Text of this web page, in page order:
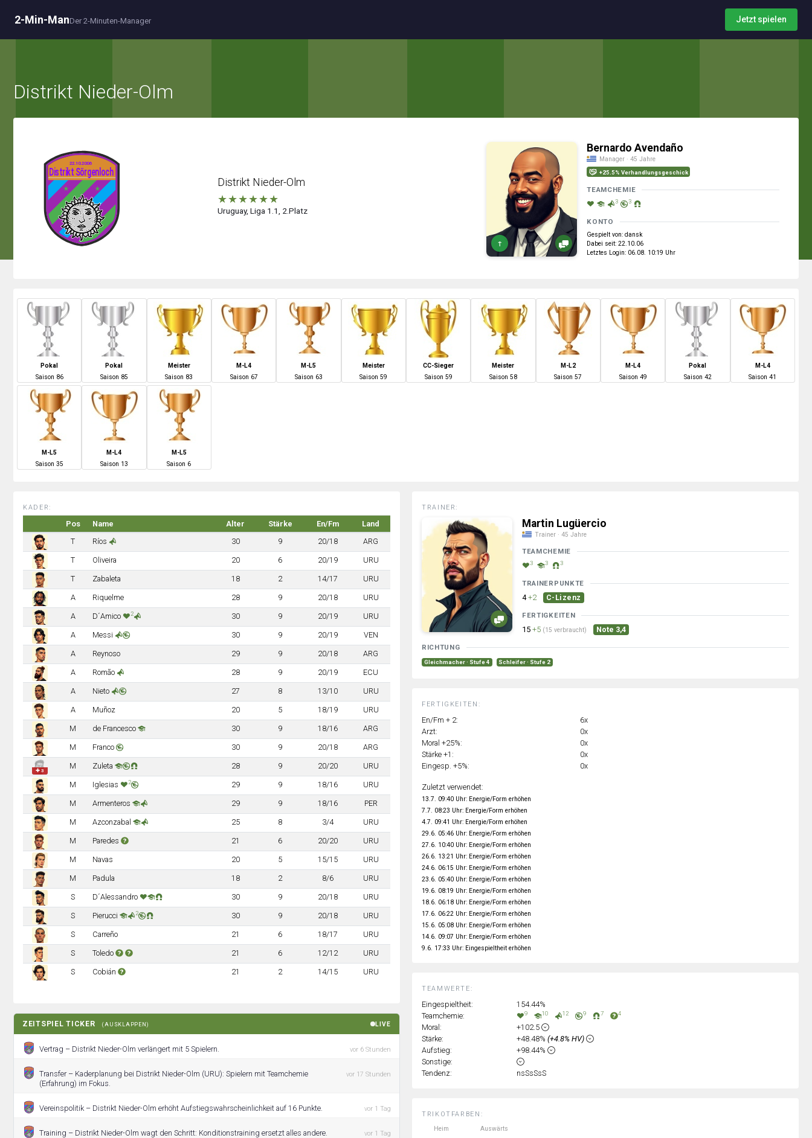
2-Min-ManDer 2-Minuten-Manager Jetzt spielen
Distrikt Nieder-Olm
Distrikt Nieder-Olm
★★★★★★
Uruguay, Liga 1.1, 2.Platz
↑
Bernardo Avendaño
Manager · 45 Jahre
+25.5% Verhandlungsgeschick
TEAMCHEMIE
3 3
KONTO
Gespielt von: dansk
Dabei seit: 22.10.06
Letztes Login: 06.08. 10:19 Uhr
Pokal
Saison 86
Pokal
Saison 85
Meister
Saison 83
M-L4
Saison 67
M-L5
Saison 63
Meister
Saison59
CC-Sieger
Saison 59
Meister
Saison 58
M-L2
Saison57
M-L4
Saison 49
Pokal
Saison 42
M-L4
Saison41
M-L5
Saison 35
M-L4
Saison 13
M-L5
Saison 6
KADER:
Pos Name Alter Stärke En/Fm
Land
T
Ríos 30 9 20/18 ARG
T Oliveira 20 6 20/19 URU
T Zabaleta 18 2 14/17 URU
A Riquelme 28 9 20/18 URU
A D´Amico 2 30 9 20/19 URU
A Messi 30 9 20/19 VEN
A Reynoso 29 9 20/18 ARG
A Romão 28 9 20/19 ECU
A Nieto 27 8 13/10 URU
A Muñoz 20 5 18/19 URU
M de Francesco 30 9 18/16 ARG
M Franco 30 9 20/18 ARG
✚ 3
M Zuleta 28 9 20/20 URU
M Iglesias 2 29 9 18/16 URU
M Armenteros 29 9 18/16 PER
M Azconzabal 25 8 3/4 URU
M Paredes 21 6 20/20 URU
M Navas 20 5 15/15 URU
M Padula 18 2 8/6 URU
S D´Alessandro 30 9 20/18 URU
S Pierucci 2 30 9 20/18 URU
S Carreño 21 6 18/17 URU
S Toledo 21 6 12/12 URU
S Cobián 21 2 14/15 URU
ZEITSPIEL TICKER (AUSKLAPPEN) LIVE
Vertrag – Distrikt Nieder-Olm verlängert mit 5 Spielern. vor 6 Stunden
Transfer – Kaderplanung bei Distrikt Nieder-Olm (URU): Spielern mit Teamchemie
(Erfahrung) im Fokus.
vor 17 Stunden
Vereinspolitik – Distrikt Nieder-Olm erhöht Aufstiegswahrscheinlichkeit auf 16 Punkte. vor 1 Tag
Training – Distrikt Nieder-Olm wagt den Schritt: Konditionstraining ersetzt alles andere. vor 1 Tag
TRIKOTFARBEN:
Heim
Auswärts
TEAMWERTE:
Eingespieltheit:
154.44%
Teamchemie:
9 10 12 9 7 4
Moral:
+102.5
Stärke:
+48.48% (+4.8% HV)
Aufstieg:
+98.44%
Sonstige:
Tendenz:
nsSsSsS
TRAINER:
Martin Lugüercio
Trainer · 45 Jahre
TEAMCHEMIE
3 3 3
TRAINERPUNKTE
4 +2 C-Lizenz
FERTIGKEITEN
15 +5 (15 verbraucht) Note 3,4
RICHTUNG
Gleichmacher · Stufe 4 Schleifer · Stufe 2
FERTIGKEITEN:
En/Fm + 2:
6x
Arzt:
0x
Moral +25%:
0x
Stärke +1:
0x
Eingesp. +5%:
0x
Zuletzt verwendet:
13.7. 09:40 Uhr: Energie/Form erhöhen
7.7. 08:23 Uhr: Energie/Form erhöhen
4.7. 09:41 Uhr: Energie/Form erhöhen
29.6. 05:46 Uhr: Energie/Form erhöhen
27.6. 10:40 Uhr: Energie/Form erhöhen
26.6. 13:21 Uhr: Energie/Form erhöhen
24.6. 06:15 Uhr: Energie/Form erhöhen
23.6. 05:40 Uhr: Energie/Form erhöhen
19.6. 08:19 Uhr: Energie/Form erhöhen
18.6. 06:18 Uhr: Energie/Form erhöhen
17.6. 06:22 Uhr: Energie/Form erhöhen
15.6. 05:08 Uhr: Energie/Form erhöhen
14.6. 09:07 Uhr: Energie/Form erhöhen
9.6. 17:33 Uhr: Eingespieltheit erhöhen